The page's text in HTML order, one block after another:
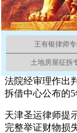
③ 无视强拆造成
④ 对合法经营产
3. 最终判决与法
法院经审理作出
拆借中心公布的
天津圣运律师提
完整举证财物损
王有银律师
土地房屋征拆